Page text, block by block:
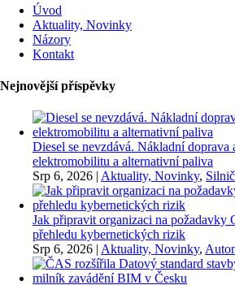
Úvod
Aktuality, Novinky
Názory
Kontakt
Nejnovější příspěvky
Diesel se nevzdává. Nákladní doprava
elektromobilitu a alternativní paliva
Srp 6, 2026 | Aktuality, Novinky,
Jak připravit organizaci na požadavky
přehledu kybernetických rizik
Srp 6, 2026 | Aktuality, Novinky,